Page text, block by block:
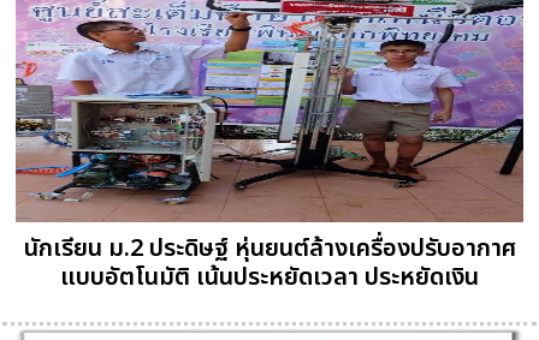
นักเรียน ม.2 ประดิษฐ์ หุ่นยนต์ล้างเครื่องปรับอากาศ
แบบอัตโนมัติ เน้นประหยัดเวลา ประหยัดเงิน